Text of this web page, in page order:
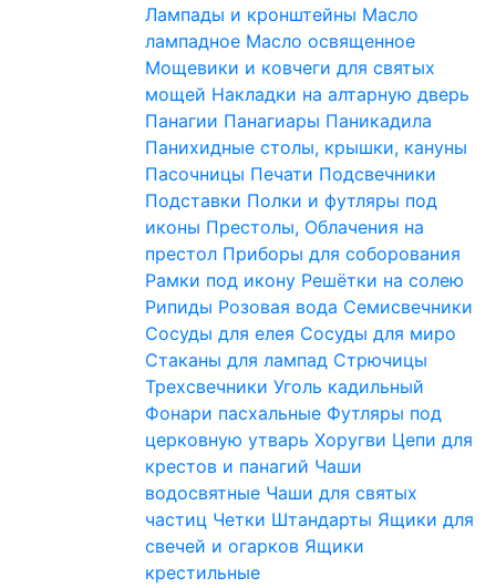
Лампады и кронштейны Масло
лампадное Масло освященное
Мощевики и ковчеги для святых
мощей Накладки на алтарную дверь
Панагии Панагиары Паникадила
Панихидные столы, крышки, кануны
Пасочницы Печати Подсвечники
Подставки Полки и футляры под
иконы Престолы, Облачения на
престол Приборы для соборования
Рамки под икону Решётки на солею
Рипиды Розовая вода Семисвечники
Сосуды для елея Сосуды для миро
Стаканы для лампад Стрючицы
Трехсвечники Уголь кадильный
Фонари пасхальные Футляры под
церковную утварь Хоругви Цепи для
крестов и панагий Чаши
водосвятные Чаши для святых
частиц Четки Штандарты Ящики для
свечей и огарков Ящики
крестильные